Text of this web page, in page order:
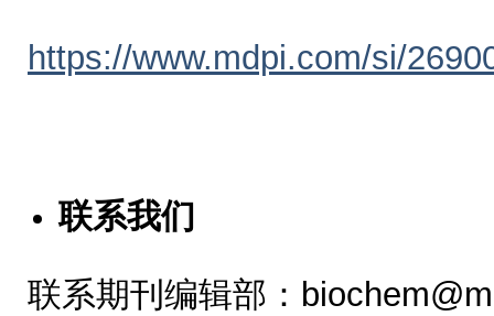
https://www.mdpi.com/si/
联系我们
联系期刊编辑部：